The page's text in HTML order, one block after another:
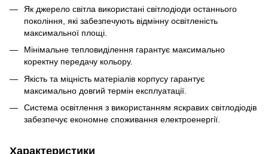
Як джерело світла використані світлодіоди останнього
покоління, які забезпечують відмінну освітленість
максимальної площі.
Мінімальне тепловиділення гарантує максимально
коректну передачу кольору.
Якість та міцність матеріалів корпусу гарантує
максимально довгий термін експлуатації.
Система освітлення з використанням яскравих світлодіодів
забезпечує економне споживання електроенергії.
Характеристики